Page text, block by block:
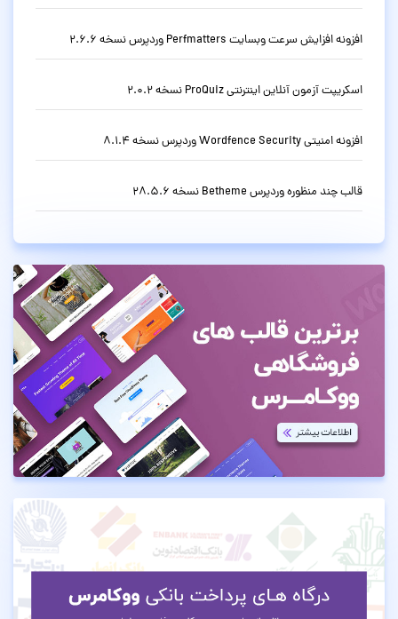
افزونه افزایش سرعت وبسایت Perfmatters وردپرس نسخه 2.6.6
اسکریپت آزمون آنلاین اینترنتی ProQuiz نسخه 2.0.2
افزونه امنیتی Wordfence Security وردپرس نسخه 8.1.4
قالب چند منظوره وردپرس Betheme نسخه 28.5.6